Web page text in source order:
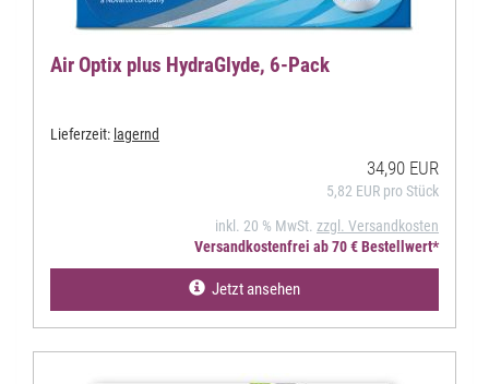
Air Optix plus HydraGlyde, 6-Pack
Lieferzeit: lagernd
34,90 EUR
5,82 EUR pro Stück
inkl. 20 % MwSt. zzgl. Versandkosten
Versandkostenfrei ab 70 € Bestellwert*
Jetzt ansehen